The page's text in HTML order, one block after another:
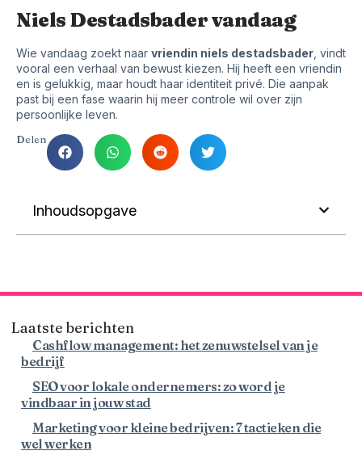
Niels Destadsbader vandaag
Wie vandaag zoekt naar vriendin niels destadsbader , vindt
vooral een verhaal van bewust kiezen. Hij heeft een vriendin
en is gelukkig, maar houdt haar identiteit privé. Die aanpak
past bij een fase waarin hij meer controle wil over zijn
persoonlijke leven.
Delen
Inhoudsopgave
Laatste berichten
Cashflow management: het zenuwstelsel van je
bedrijf
SEO voor lokale ondernemers: zo word je
vindbaar in jouw stad
Marketing voor kleine bedrijven: 7 tactieken die
wel werken